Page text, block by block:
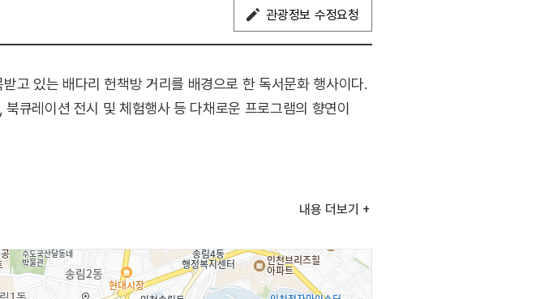
관광정보 수정요청
고 있는 배다리 헌책방 거리를 배경으로 한 독서문화 행사이다.
큐레이션 전시 및 체험행사 등 다채로운 프로그램의 향연이
경으로 한 문학·그림책과 연계하여 감미로운 음악 공연이
관련 굿즈를 판매하며, 아트마켓 및 북큐레이션을 통해
내용 더보기